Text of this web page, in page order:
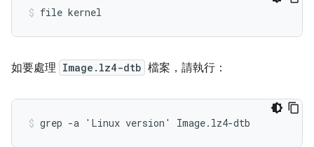
如要處理 Image.lz4-dtb 檔案，請執行：